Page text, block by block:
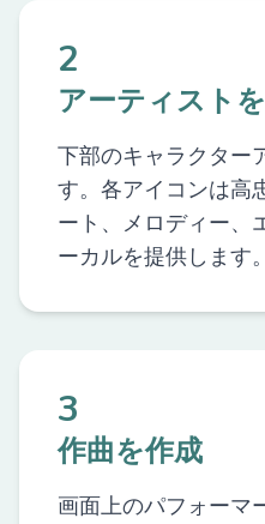
2
アーティスト
下部のキャラクター
す。各アイコンは高
ート、メロディー、
ーカルを提供します。
3
作曲を作成
画面上のパフォーマ